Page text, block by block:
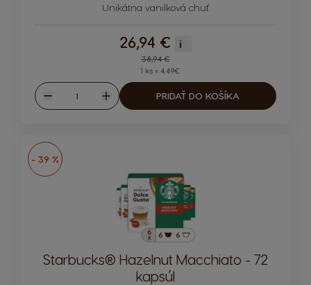
Unikátna vanilková chuť
Regular Price
38,94 €
26,94 € i
1 ks = 4.49€
Množstvo
Zvýšiť
PRIDAŤ DO KOŠÍKA
- 39 %
Starbucks® Hazelnut Macchiato - 72
kapsúl